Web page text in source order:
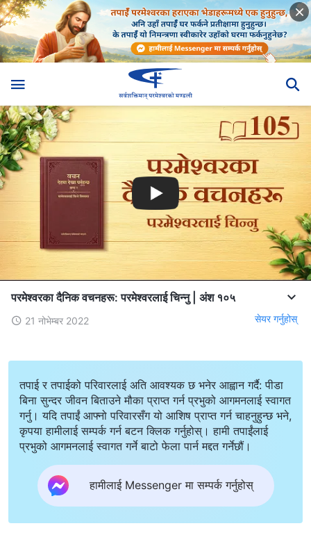
परमेश्‍वरका दैनिक वचनहरू: परमेश्‍वरलाई चिन्‍नु | अंश १०५
21 नोभेम्बर 2022 सेयर गर्नुहोस्
तपाई र तपाईको परिवारलाई अति आवश्यक छ भनेर आह्वान गर्दै: पीडा
बिना सुन्दर जीवन बिताउने मौका प्राप्त गर्न प्रभुको आगमनलाई स्वागत
गर्नु। यदि तपाईं आफ्नो परिवारसँग यो आशिष प्राप्त गर्न चाहनुहुन्छ भने,
कृपया हामीलाई सम्पर्क गर्न बटन क्लिक गर्नुहोस्। हामी तपाईंलाई
प्रभुको आगमनलाई स्वागत गर्ने बाटो फेला पार्न मद्दत गर्नेछौं।
हामीलाई Messenger मा सम्पर्क गर्नुहोस्